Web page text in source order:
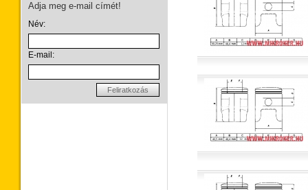
Adja meg e-mail címét!
Név:
E-mail:
Feliratkozás